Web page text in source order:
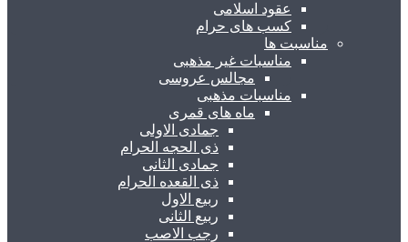
عقود اسلامی
کسب های حرام
مناسبت ها
مناسبات غیر مذهبی
مجالس عروسی
مناسبات مذهبی
ماه های قمری
جمادی الاولی
ذی الحجه الحرام
جمادی الثانی
ذی القعده الحرام
ربیع الاول
ربیع الثانی
رجب الاصب